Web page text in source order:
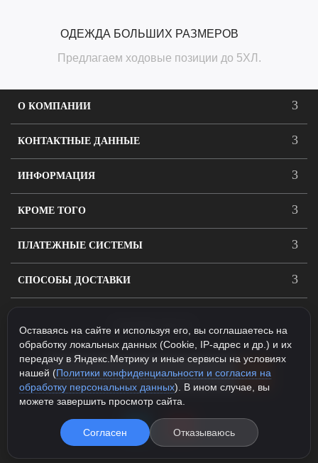
ОДЕЖДА БОЛЬШИХ РАЗМЕРОВ
Предлагаем ходовые позиции до 5ХЛ.
О КОМПАНИИ
КОНТАКТНЫЕ ДАННЫЕ
ИНФОРМАЦИЯ
КРОМЕ ТОГО
ПЛАТЕЖНЫЕ СИСТЕМЫ
СПОСОБЫ ДОСТАВКИ
Оставаясь на сайте и используя его, вы соглашаетесь на
обработку локальных данных (Cookie, IP-адрес и др.) и их
передачу в Яндекс.Метрику и иные сервисы на условиях
нашей (Политики конфиденциальности и согласия на
обработку персональных данных). В ином случае, вы
можете завершить просмотр сайта.
Согласен Отказываюсь